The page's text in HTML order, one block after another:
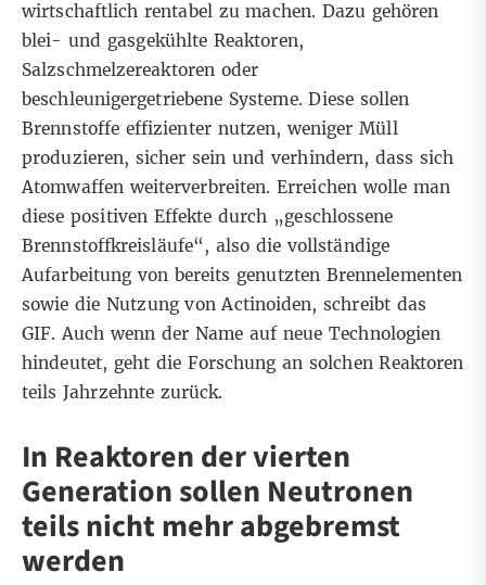
wirtschaftlich rentabel zu machen. Dazu gehören
blei- und gasgekühlte Reaktoren,
Salzschmelzereaktoren oder
beschleunigergetriebene Systeme. Diese sollen
Brennstoffe effizienter nutzen, weniger Müll
produzieren, sicher sein und verhindern, dass sich
Atomwaffen weiterverbreiten. Erreichen wolle man
diese positiven Effekte durch „geschlossene
Brennstoffkreisläufe“, also die vollständige
Aufarbeitung von bereits genutzten Brennelementen
sowie die Nutzung vonActinoiden, schreibt das
GIF. Auch wenn der Name auf neue Technologien
hindeutet, geht die Forschung an solchen Reaktoren
teils Jahrzehnte zurück.
In Reaktoren der vierten
Generation sollen Neutronen
teils nicht mehr abgebremst
werden